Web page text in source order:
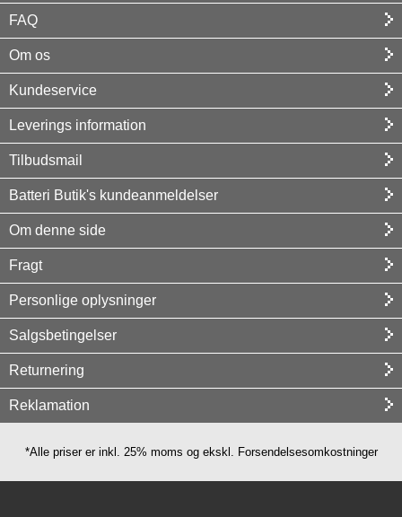
FAQ
Om os
Kundeservice
Leverings information
Tilbudsmail
Batteri Butik's kundeanmeldelser
Om denne side
Fragt
Personlige oplysninger
Salgsbetingelser
Returnering
Reklamation
*Alle priser er inkl. 25% moms og ekskl. Forsendelsesomkostninger